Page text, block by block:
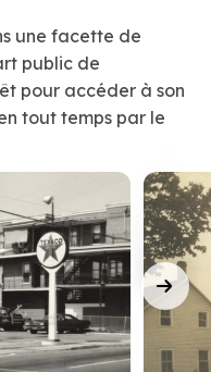
une facette de
public de
pour accéder à son
tout temps par le